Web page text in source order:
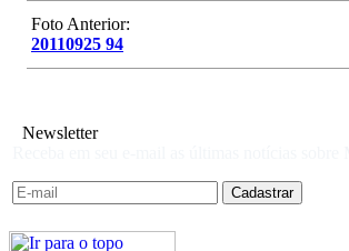
Foto Anterior:
20110925 94
Newsletter